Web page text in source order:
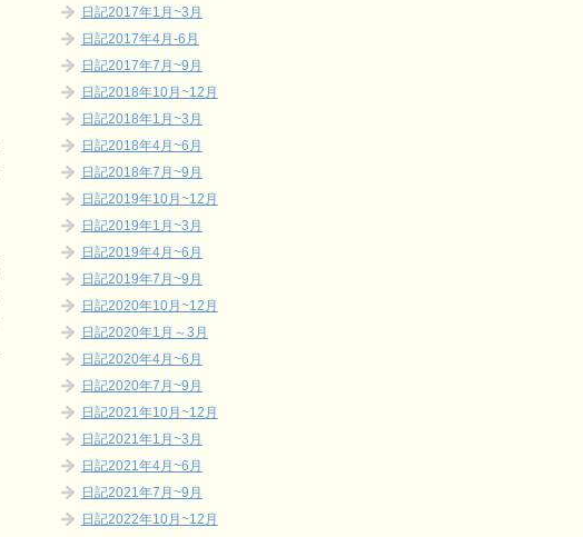
日記2017年1月~3月
日記2017年4月-6月
日記2017年7月~9月
日記2018年10月~12月
日記2018年1月~3月
日記2018年4月~6月
日記2018年7月~9月
日記2019年10月~12月
日記2019年1月~3月
日記2019年4月~6月
日記2019年7月~9月
日記2020年10月~12月
日記2020年1月～3月
日記2020年4月~6月
日記2020年7月~9月
日記2021年10月~12月
日記2021年1月~3月
日記2021年4月~6月
日記2021年7月~9月
日記2022年10月~12月